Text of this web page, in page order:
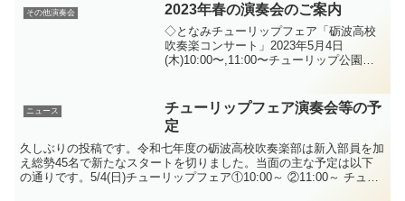
その他演奏会 2023年春の演奏会のご案内
◇となみチューリップフェア「砺波高校
吹奏楽コンサート」2023年5月4日
(木)10:00〜,11:00〜チューリップ公園ス
ル◇砺波地区吹奏楽祭2023年...
ニュース
チューリップフェア演奏会等の予
定
久しぶりの投稿です。令和七年度の砺波高校吹奏楽部は新入部員を加
え総勢45名で新たなスタートを切りました。当面の主な予定は以下
の通りです。5/4(日)チューリップフェア①10:00～ ②11:00～ チュー